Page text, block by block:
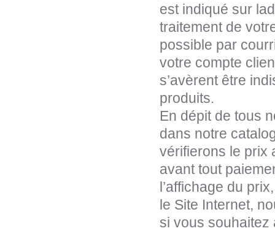
est indiqué sur
traitement de
possible par
votre compte
s’avèrent être
produits.
En dépit de tous
dans notre
vérifierons le prix
avant tout
l’affichage du
le Site Internet,
si vous souhaitez